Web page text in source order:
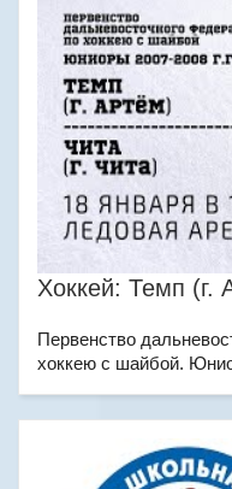
Хоккей: Темп (г.
Первенство
хоккею с шайбой.